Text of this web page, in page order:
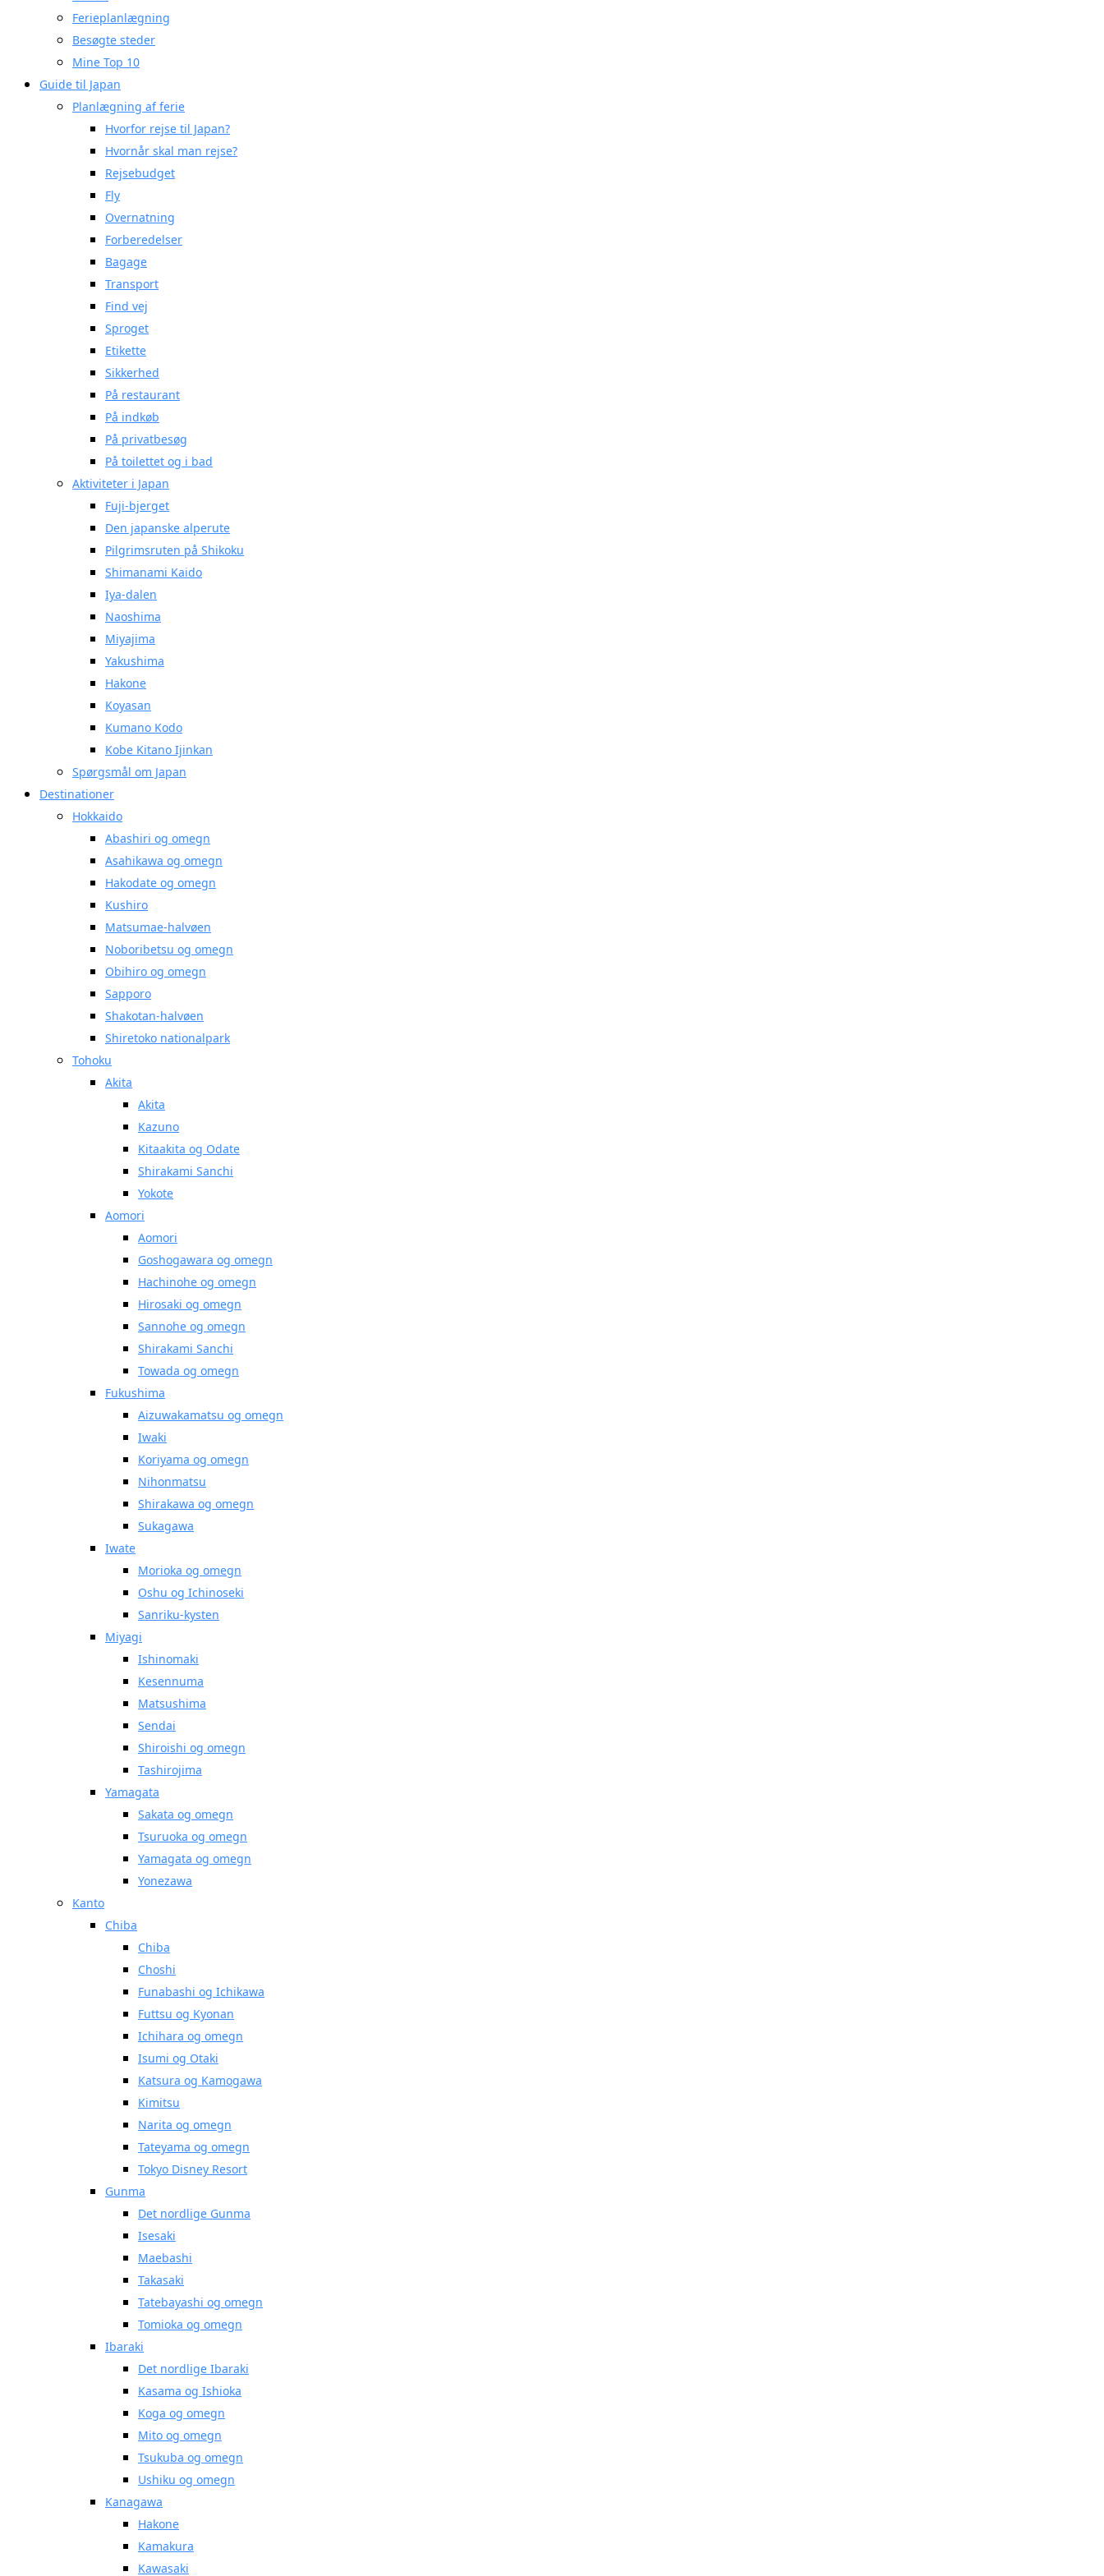
Ferieplanlægning
Besøgte steder
Mine Top 10
Guide til Japan
Planlægning af ferie
Hvorfor rejse til Japan?
Hvornår skal man rejse?
Rejsebudget
Fly
Overnatning
Forberedelser
Bagage
Transport
Find vej
Sproget
Etikette
Sikkerhed
På restaurant
På indkøb
På privatbesøg
På toilettet og i bad
Aktiviteter i Japan
Fuji-bjerget
Den japanske alperute
Pilgrimsruten på Shikoku
Shimanami Kaido
Iya-dalen
Naoshima
Miyajima
Yakushima
Hakone
Koyasan
Kumano Kodo
Kobe Kitano Ijinkan
Spørgsmål om Japan
Destinationer
Hokkaido
Abashiri og omegn
Asahikawa og omegn
Hakodate og omegn
Kushiro
Matsumae-halvøen
Noboribetsu og omegn
Obihiro og omegn
Sapporo
Shakotan-halvøen
Shiretoko nationalpark
Tohoku
Akita
Akita
Kazuno
Kitaakita og Odate
Shirakami Sanchi
Yokote
Aomori
Aomori
Goshogawara og omegn
Hachinohe og omegn
Hirosaki og omegn
Sannohe og omegn
Shirakami Sanchi
Towada og omegn
Fukushima
Aizuwakamatsu og omegn
Iwaki
Koriyama og omegn
Nihonmatsu
Shirakawa og omegn
Sukagawa
Iwate
Morioka og omegn
Oshu og Ichinoseki
Sanriku-kysten
Miyagi
Ishinomaki
Kesennuma
Matsushima
Sendai
Shiroishi og omegn
Tashirojima
Yamagata
Sakata og omegn
Tsuruoka og omegn
Yamagata og omegn
Yonezawa
Kanto
Chiba
Chiba
Choshi
Funabashi og Ichikawa
Futtsu og Kyonan
Ichihara og omegn
Isumi og Otaki
Katsura og Kamogawa
Kimitsu
Narita og omegn
Tateyama og omegn
Tokyo Disney Resort
Gunma
Det nordlige Gunma
Isesaki
Maebashi
Takasaki
Tatebayashi og omegn
Tomioka og omegn
Ibaraki
Det nordlige Ibaraki
Kasama og Ishioka
Koga og omegn
Mito og omegn
Tsukuba og omegn
Ushiku og omegn
Kanagawa
Hakone
Kamakura
Kawasaki